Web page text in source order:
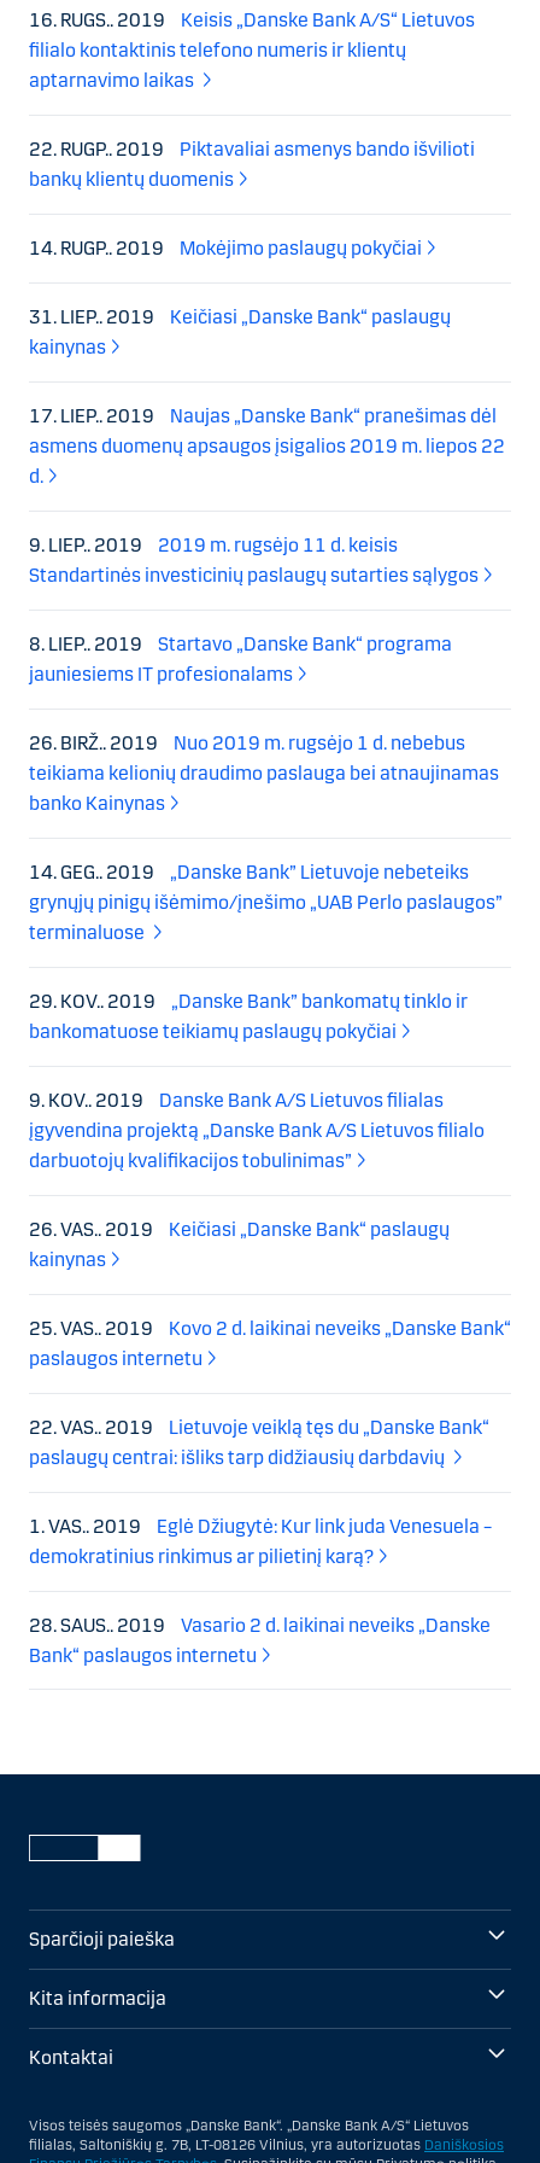
16. RUGS.. 2019
Keisis „Danske Bank A/S“ Lietuvos
filialo kontaktinis telefono numeris ir klientų
aptarnavimo laikas
22. RUGP.. 2019
Piktavaliai asmenys bando išvilioti
bankų klientų duomenis
14. RUGP.. 2019 Mokėjimo paslaugų pokyčiai
31. LIEP.. 2019
Keičiasi „Danske Bank“ paslaugų
kainynas
17. LIEP.. 2019
Naujas „Danske Bank“ pranešimas dėl
asmens duomenų apsaugos įsigalios 2019 m. liepos 22
d.
9. LIEP.. 2019
2019 m. rugsėjo 11 d. keisis
Standartinės investicinių paslaugų sutarties sąlygos
8. LIEP.. 2019
Startavo „Danske Bank“ programa
jauniesiems IT profesionalams
26. BIRŽ.. 2019
Nuo 2019 m. rugsėjo 1 d. nebebus
teikiama kelionių draudimo paslauga bei atnaujinamas
banko Kainynas
14. GEG.. 2019
„Danske Bank” Lietuvoje nebeteiks
grynųjų pinigų išėmimo/įnešimo „UAB Perlo paslaugos”
terminaluose
29. KOV.. 2019
„Danske Bank” bankomatų tinklo ir
bankomatuose teikiamų paslaugų pokyčiai
9. KOV.. 2019
Danske Bank A/S Lietuvos filialas
įgyvendina projektą „Danske Bank A/S Lietuvos filialo
darbuotojų kvalifikacijos tobulinimas”
26. VAS.. 2019
Keičiasi „Danske Bank“ paslaugų
kainynas
25. VAS.. 2019
Kovo 2 d. laikinai neveiks „Danske Bank“
paslaugos internetu
22. VAS.. 2019
Lietuvoje veiklą tęs du „Danske Bank“
paslaugų centrai: išliks tarp didžiausių darbdavių
1. VAS.. 2019
Eglė Džiugytė: Kur link juda Venesuela –
demokratinius rinkimus ar pilietinį karą?
28. SAUS.. 2019
Vasario 2 d. laikinai neveiks „Danske
Bank“ paslaugos internetu
Sparčioji paieška
Kita informacija
Kontaktai
Visos teisės saugomos „Danske Bank“. „Danske Bank A/S“ Lietuvos
filialas, Saltoniškių g. 7B, LT-08126 Vilnius, yra autorizuotas Daniškosios